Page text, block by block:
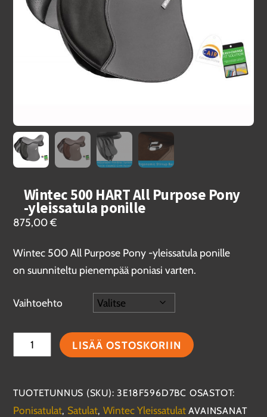
Wintec 500 HART All Purpose Pony
-yleissatula ponille
875,00€
Wintec 500 All Purpose Pony -yleissatula ponille
on suunniteltu pienempää poniasi varten.
Vaihtoehto
Wintec
500
All
Purpose
LISÄÄ OSTOSKORIIN
TUOTETUNNUS (SKU):3E18F596D7BC OSASTOT:
Ponisatulat, Satulat, Wintec Yleissatulat AVAINSANAT